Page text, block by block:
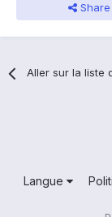
Share
Aller sur la liste
Langue